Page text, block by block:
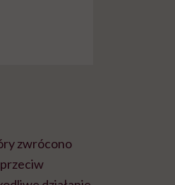
zwrócono
przeciw